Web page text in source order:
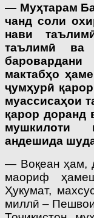
— Муҳтарам
чанд соли
нави
таълимӣ ва
мактабҳо
ҷумҳурӣ
муассисаҳои
қарор доранд
мушкилоти
андешида
— Воқеан ҳам,
маориф
Ҳукумат,
миллӣ –